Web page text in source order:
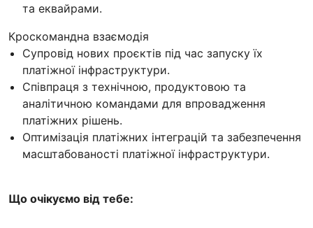
та еквайрами.
Кроскомандна взаємодія
Супровід нових проєктів під час запуску їх
платіжної інфраструктури.
Співпраця з технічною, продуктовою та
аналітичною командами для впровадження
платіжних рішень.
Оптимізація платіжних інтеграцій та забезпечення
масштабованості платіжної інфраструктури.
Що очікуємо від тебе: